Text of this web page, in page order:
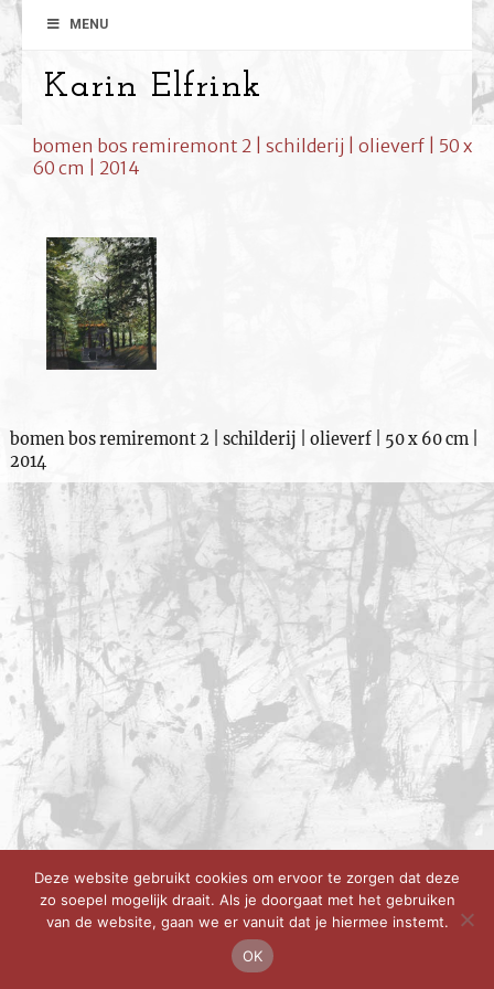
MENU
Karin Elfrink
bomen bos remiremont 2 | schilderij | olieverf | 50 x
60 cm | 2014
bomen bos remiremont 2 | schilderij | olieverf | 50 x 60 cm |
2014
Deze website gebruikt cookies om ervoor te zorgen dat deze
zo soepel mogelijk draait. Als je doorgaat met het gebruiken
van de website, gaan we er vanuit dat je hiermee instemt.
OK